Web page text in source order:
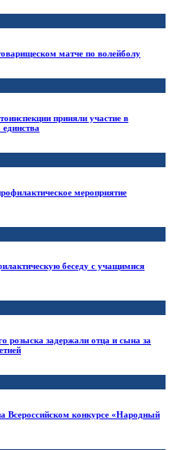
матче по волейболу
приняли участие в
мероприятие
беседу с учащимися
розыска задержали отца и сына за
Всероссийском конкурсе «Народный